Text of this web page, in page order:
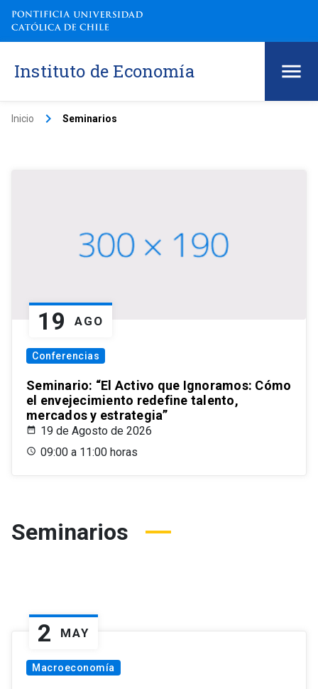
Instituto de Economía
Inicio keyboard_arrow_right Seminarios
19 AGO
Conferencias
Seminario: “El Activo que Ignoramos: Cómo
el envejecimiento redefine talento,
mercados y estrategia”
19 de Agosto de 2026
09:00 a 11:00 horas
Seminarios
2 MAY
Macroeconomía